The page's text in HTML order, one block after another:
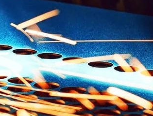
PT
AR
TR
VI
RU
JA
KO